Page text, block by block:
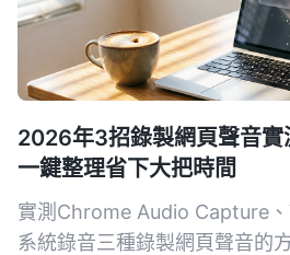
2026年3招錄製網頁聲音
一鍵整理省下大把時間
實測Chrome Audio Capture
系統錄音三種錄製網頁聲音的